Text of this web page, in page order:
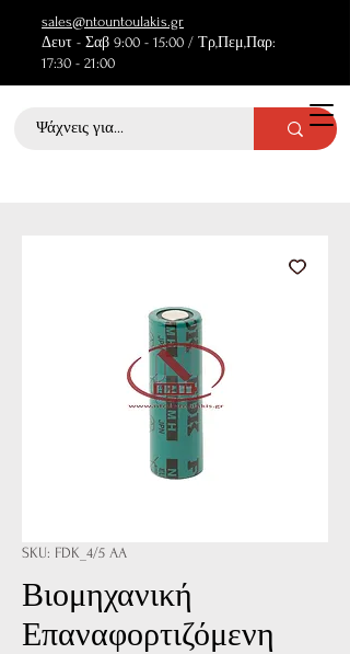
sales@ntountoulakis.gr
Δευτ - Σαβ 9:00 - 15:00 / Τρ,Πεμ,Παρ:
17:30 - 21:00
SKU: FDK_4/5 AA
Βιομηχανική
Επαναφορτιζόμενη